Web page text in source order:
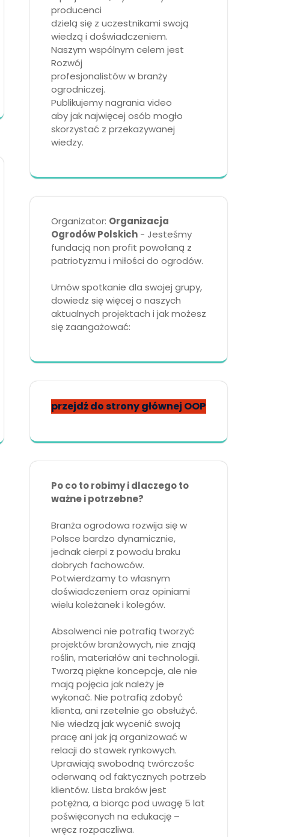
producenci
dzielą się z uczestnikami swoją
wiedzą i doświadczeniem.
Naszym wspólnym celem jest
Rozwój
profesjonalistów w branży
ogrodniczej.
Publikujemy nagrania video
aby jak najwięcej osób mogło
skorzystać z przekazywanej
wiedzy.
Organizator: Organizacja
Ogrodów Polskich - Jesteśmy
fundacją non profit powołaną z
patriotyzmu i miłości do ogrodów.
Umów spotkanie dla swojej grupy,
dowiedz się więcej o naszych
aktualnych projektach i jak możesz
się zaangażować:
przejdź do strony głównej OOP
Po co to robimy i dlaczego to
ważne i potrzebne?
Branża ogrodowa rozwija się w
Polsce bardzo dynamicznie,
jednak cierpi z powodu braku
dobrych fachowców.
Potwierdzamy to własnym
doświadczeniem oraz opiniami
wielu koleżanek i kolegów.
Absolwenci nie potrafią tworzyć
projektów branżowych, nie znają
roślin, materiałów ani technologii.
Tworzą piękne koncepcje, ale nie
mają pojęcia jak należy je
wykonać. Nie potrafią zdobyć
klienta, ani rzetelnie go obsłużyć.
Nie wiedzą jak wycenić swoją
pracę ani jak ją organizować w
relacji do stawek rynkowych.
Uprawiają swobodną twórczośc
oderwaną od faktycznych potrzeb
klientów. Lista braków jest
potężna, a biorąc pod uwagę 5 lat
poświęconych na edukację –
wręcz rozpaczliwa.